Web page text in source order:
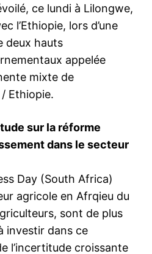
ce lundi à Lilongwe,
l’Ethiopie, lors d’une
deux hauts
appelée
mixte de
Ethiopie.
sur la réforme
dans le secteur
Day (South Africa)
agricole en Afrqieu du
sont de plus
investir dans ce
l’incertitude croissante